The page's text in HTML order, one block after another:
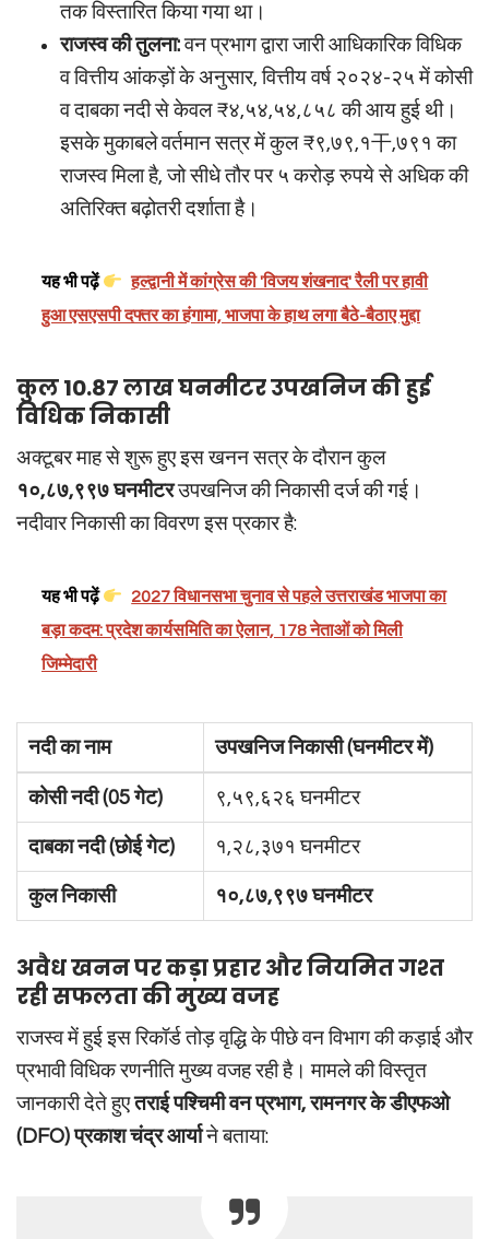
तक विस्तारित किया गया था।
राजस्व की तुलना:वन प्रभाग द्वारा जारी आधिकारिक विधिक
व वित्तीय आंकड़ों के अनुसार, वित्तीय वर्ष २०२४-२५ में कोसी
व दाबका नदी से केवल ₹४,५४,५४,८५८ की आय हुई थी।
इसके मुकाबले वर्तमान सत्र में कुल ₹९,७९,१干,७९१ का
राजस्व मिला है, जो सीधे तौर पर ५ करोड़ रुपये से अधिक की
अतिरिक्त बढ़ोतरी दर्शाता है।
यह भी पढ़ें
हल्द्वानी में कांग्रेस की 'विजय शंखनाद' रैली पर हावी
हुआ एसएसपी दफ्तर का हंगामा, भाजपा के हाथ लगा बैठे-बैठाए मुद्दा
कुल 10.87 लाख घनमीटर उपखनिज की हुई
विधिक निकासी
अक्टूबर माह से शुरू हुए इस खनन सत्र के दौरान कुल
१०,८७,९९७ घनमीटरउपखनिज की निकासी दर्ज की गई।
नदीवार निकासी का विवरण इस प्रकार है:
यह भी पढ़ें
2027 विधानसभा चुनाव से पहले उत्तराखंड भाजपा का
बड़ा कदम: प्रदेश कार्यसमिति का ऐलान, 178 नेताओं को मिली
जिम्मेदारी
नदी का नाम उपखनिज निकासी (घनमीटर में)
कोसी नदी (05 गेट) ९,५९,६२६ घनमीटर
दाबका नदी (छोई गेट) १,२८,३७१ घनमीटर
कुल निकासी १०,८७,९९७ घनमीटर
अवैध खनन पर कड़ा प्रहार और नियमित गश्त
रही सफलता की मुख्य वजह
राजस्व में हुई इस रिकॉर्ड तोड़ वृद्धि के पीछे वन विभाग की कड़ाई और
प्रभावी विधिक रणनीति मुख्य वजह रही है। मामले की विस्तृत
जानकारी देते हुएतराई पश्चिमी वन प्रभाग, रामनगर के डीएफओ
(DFO) प्रकाश चंद्र आर्याने बताया: